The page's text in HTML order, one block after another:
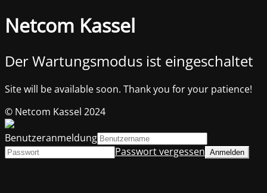
Netcom Kassel
Der Wartungsmodus ist eingeschaltet
Site will be available soon. Thank you for your patience!
© Netcom Kassel 2024
Benutzeranmeldung
Passwort vergessen